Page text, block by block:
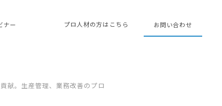
ナー プロ人材の方はこちら お問い合わせ
献。生産管理、業務改善のプロ